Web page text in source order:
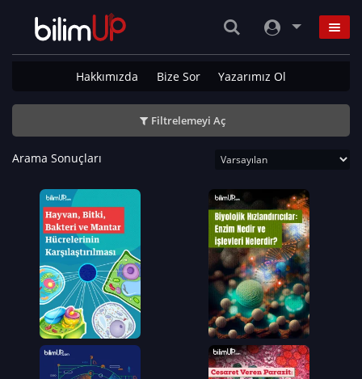
Hakkımızda Bize Sor Yazarımız Ol
Filtrelemeyi Aç
Arama Sonuçları